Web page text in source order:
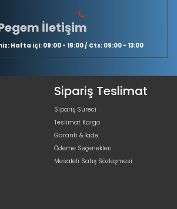
İletişim
Hafta içi: 09:00 - 18:00 / Cts: 09:00 - 13:00
Sipariş Teslimat
Sipariş Süreci
Teslimat Kargo
Garanti & İade
Ödeme Seçenekleri
Mesafeli Satış Sözleşmesi